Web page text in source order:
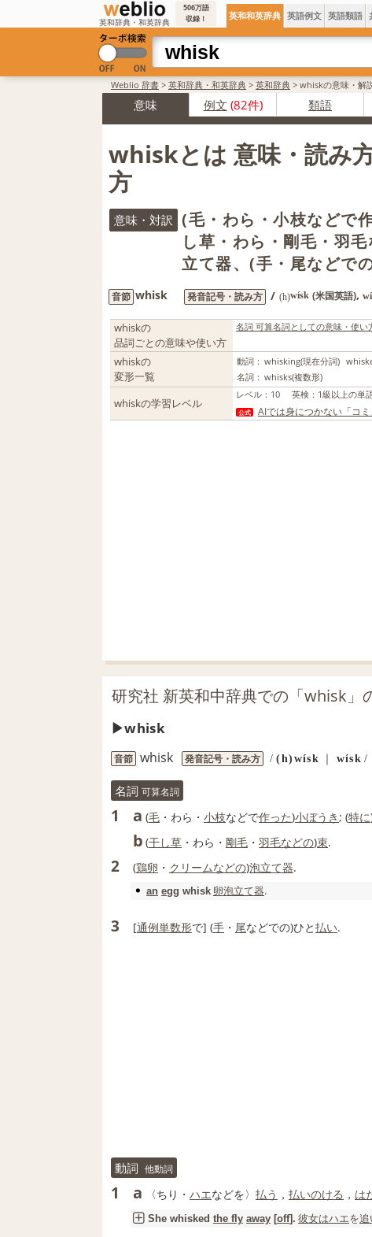
英和辞典・和英辞典
506万語
収録！
英和和英辞典 英語例文 英語類語
Weblio 辞書 > 英和辞典・和英辞典 > 英和辞典 > whiskの意味・解
意味 例文 (82件) 類語
whiskとは 意味・読み
方
意味・対訳
(毛・わら・小枝などで
し草・わら・剛毛・羽
立て器、(手・尾などで
音節 whisk 発音記号・読み方 / (h)wísk (米国英語),
whiskの
品詞ごとの意味や使い方
名詞 可算名詞としての意味・使い
whiskの
変形一覧
動詞： whisking(現在分詞)
名詞： whisks(複数形)
whiskの学習レベル
レベル ： 10 英検 ： 1級以上の単
公式 AIでは身につかない「コ
研究社 新英和中辞典での「whisk」
whisk
音節 whisk 発音記号・読み方 / (h)wísk wísk /
名詞 可算名詞
1 a (毛 ・わら・ 小枝などで作った)小ぼうき ; (特に
b (干し草 ・わら・ 剛毛 ・ 羽毛などの)束.
2 (鶏卵 ・ クリームなどの)泡立て器.
an egg whisk 卵泡立て器.
3 [通例単数形で] (手 ・ 尾などでの)ひと払い.
動詞 他動詞
1 a 〈ちり・ ハエなどを〉 払う ， 払いのける ， は
She whisked the fly away [off]. 彼女はハエを追